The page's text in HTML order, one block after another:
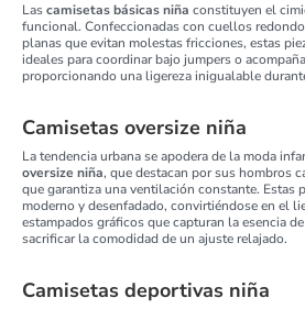
Lascamisetas básicas niña constituyen el
funcional. Confeccionadas con cuellos
planas que evitan molestas fricciones, estas
ideales para coordinar bajo jumpers o
proporcionando una ligereza inigualable
Camisetas oversize niña
La tendencia urbana se apodera de la moda
oversize niña, que destacan por sus hombros
que garantiza una ventilación constante. Estas
moderno y desenfadado, convirtiéndose en el
estampados gráficos que capturan la esencia
sacrificar la comodidad de un ajuste relajado.
Camisetas deportivas niña